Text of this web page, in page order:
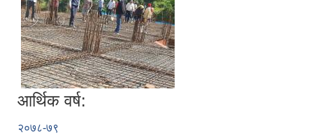
आर्थिक वर्ष:
२०७८-७९